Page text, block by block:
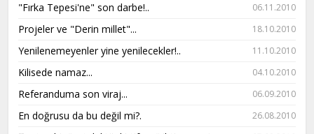
"Fırka Tepesi'ne" son darbe!.. 06.11.2010
Projeler ve "Derin millet"... 18.10.2010
Yenilenemeyenler yine yenilecekler!.. 11.10.2010
Kilisede namaz... 04.10.2010
Referanduma son viraj... 06.09.2010
En doğrusu da bu değil mi?. 26.08.2010